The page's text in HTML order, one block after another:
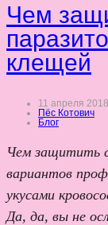
Чем
клещей
11 апреля 2018
Пёс Котович
Блог
Чем защитить
вариантов
укусами
Да, да, вы не